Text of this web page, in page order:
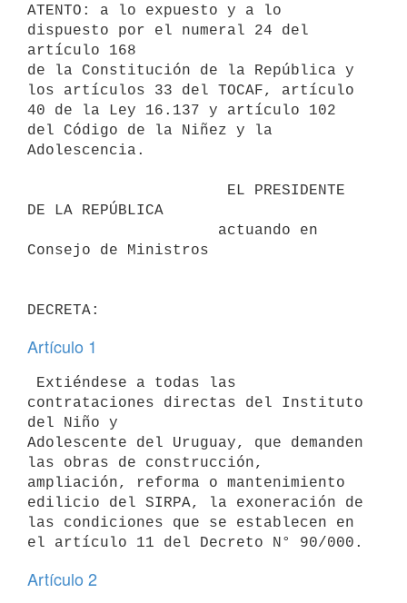
ATENTO: a lo expuesto y a lo
dispuesto por el numeral 24 del
artículo 168
de la Constitución de la República y
los artículos 33 del TOCAF, artículo
40 de la Ley 16.137 y artículo 102
del Código de la Niñez y la
Adolescencia.
DE LA REPÚBLICA
Consejo de Ministros
Artículo 1
contrataciones directas del Instituto
del Niño y
Adolescente del Uruguay, que demanden
las obras de construcción,
ampliación, reforma o mantenimiento
edilicio del SIRPA, la exoneración de
las condiciones que se establecen en
Artículo 2